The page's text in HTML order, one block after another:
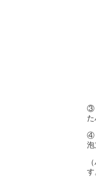
③
④
泡
す